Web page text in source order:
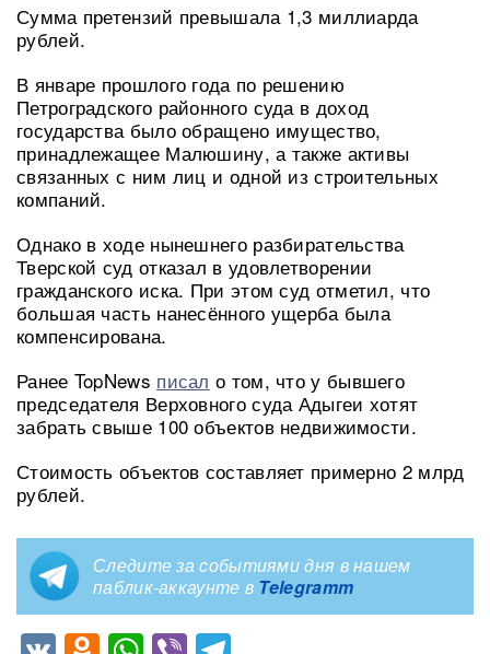
Сумма претензий превышала 1,3 миллиарда
рублей.
В январе прошлого года по решению
Петроградского районного суда в доход
государства было обращено имущество,
принадлежащее Малюшину, а также активы
связанных с ним лиц и одной из строительных
компаний.
Однако в ходе нынешнего разбирательства
Тверской суд отказал в удовлетворении
гражданского иска. При этом суд отметил, что
большая часть нанесённого ущерба была
компенсирована.
Ранее TopNews писал о том, что у бывшего
председателя Верховного суда Адыгеи хотят
забрать свыше 100 объектов недвижимости.
Стоимость объектов составляет примерно 2 млрд
рублей.
Следите за событиями дня в нашем
паблик-аккаунте в Telegramm